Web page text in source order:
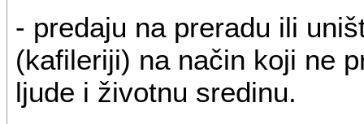
- predaju na preradu ili
(kafileriji) na način koji ne
ljude i životnu sredinu.